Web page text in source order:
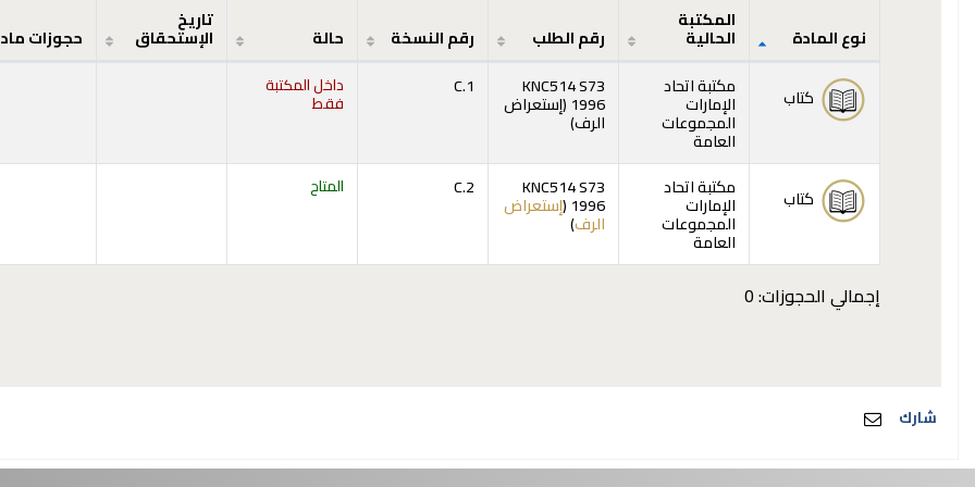
المقتنيات
نوع المادة
المكتبة
الحالية رقم الطلب رقم النسخة حالة
تاريخ
الإستحقاق حجوزات
كتاب مكتبة اتحاد
الإمارات
المجموعات
العامة
KNC514 S73
1996 ( إستعراض
الرف(يفتح أدناه)
)
C.1 داخل المكتبة
فقط
كتاب مكتبة اتحاد
الإمارات
المجموعات
العامة
KNC514 S73
1996 ( إستعراض
الرف(يفتح أدناه)
)
C.2 المتاح
إجمالي الحجوزات: 0
شارك